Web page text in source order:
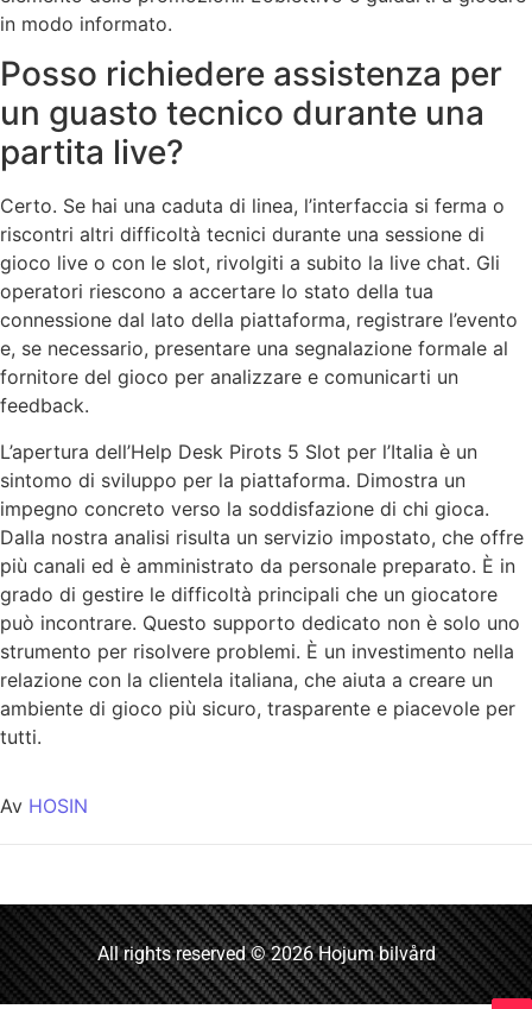
in modo informato.
Posso richiedere assistenza per
un guasto tecnico durante una
partita live?
Certo. Se hai una caduta di linea, l’interfaccia si ferma o
riscontri altri difficoltà tecnici durante una sessione di
gioco live o con le slot, rivolgiti a subito la live chat. Gli
operatori riescono a accertare lo stato della tua
connessione dal lato della piattaforma, registrare l’evento
e, se necessario, presentare una segnalazione formale al
fornitore del gioco per analizzare e comunicarti un
feedback.
L’apertura dell’Help Desk Pirots 5 Slot per l’Italia è un
sintomo di sviluppo per la piattaforma. Dimostra un
impegno concreto verso la soddisfazione di chi gioca.
Dalla nostra analisi risulta un servizio impostato, che offre
più canali ed è amministrato da personale preparato. È in
grado di gestire le difficoltà principali che un giocatore
può incontrare. Questo supporto dedicato non è solo uno
strumento per risolvere problemi. È un investimento nella
relazione con la clientela italiana, che aiuta a creare un
ambiente di gioco più sicuro, trasparente e piacevole per
tutti.
Av HOSIN
All rights reserved © 2026 Hojum bilvård